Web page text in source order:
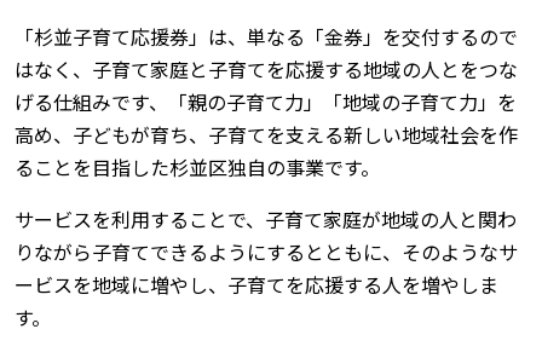
「杉並子育て応援券」は、単なる「金券」を交付するので
はなく、子育て家庭と子育てを応援する地域の人とをつな
げる仕組みです、「親の子育て力」「地域の子育て力」を
高め、子どもが育ち、子育てを支える新しい地域社会を作
ることを目指した杉並区独自の事業です。
サービスを利用することで、子育て家庭が地域の人と関わ
りながら子育てできるようにするとともに、そのようなサ
ービスを地域に増やし、子育てを応援する人を増やしま
す。